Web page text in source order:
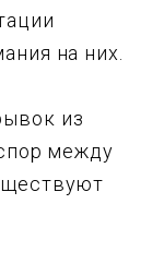
на них.
из
между